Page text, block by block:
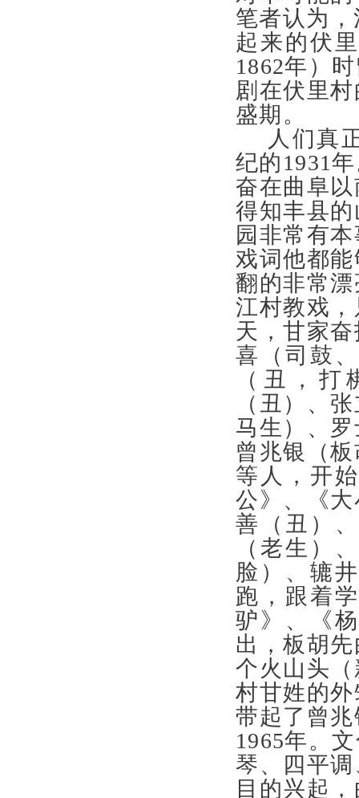
笔者认为
起来的伏
1862年）
剧在伏里
盛期。
人们真
纪的1931
奋在曲阜
得知丰县
园非常有
戏词他都
翻的非常
江村教戏
天，甘家
喜（司鼓
（丑，
（丑）、
马生）、
曾兆银（
等人，开
公》、《
善（丑）
（老生）
脸）、辘
跑，跟着
驴》、《
出，板胡
个火山头
村甘姓的
带起了曾
1965年。
琴、四平
目的兴起